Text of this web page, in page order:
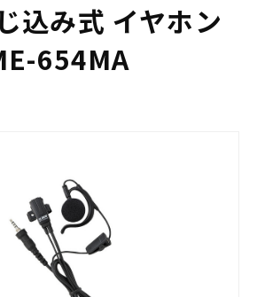
込み式 イヤホン
654MA